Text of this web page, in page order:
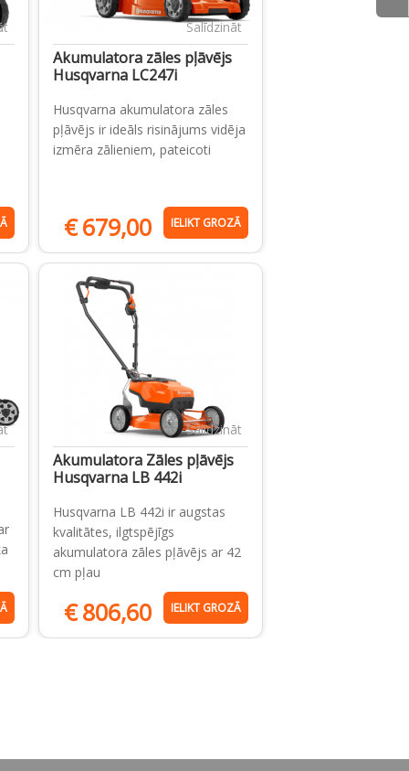
Salīdzināt
Akumulatora zāles pļāvējs
Husqvarna LC247i
Husqvarna akumulatora zāles
pļāvējs ir ideāls risinājums vidēja
izmēra zālieniem, pateicoti
€679,00 IELIKT GROZĀ
Salīdzināt
Akumulatora Zāles pļāvējs
Husqvarna LB 442i
Husqvarna LB 442i ir augstas
kvalitātes, ilgtspējīgs
akumulatora zāles pļāvējs ar 42
cm pļau
€806,60 IELIKT GROZĀ